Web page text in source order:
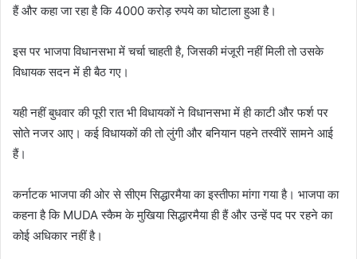
हैं और कहा जा रहा है कि 4000 करोड़ रुपये का घोटाला हुआ है।
इस पर भाजपा विधानसभा में चर्चा चाहती है, जिसकी मंजूरी नहीं मिली तो उसके
विधायक सदन में ही बैठ गए।
यही नहीं बुधवार की पूरी रात भी विधायकों ने विधानसभा में ही काटी और फर्श पर
सोते नजर आए। कई विधायकों की तो लुंगी और बनियान पहने तस्वीरें सामने आई
हैं।
कर्नाटक भाजपा की ओर से सीएम सिद्धारमैया का इस्तीफा मांगा गया है। भाजपा का
कहना है कि MUDA स्कैम के मुखिया सिद्धारमैया ही हैं और उन्हें पद पर रहने का
कोई अधिकार नहीं है।